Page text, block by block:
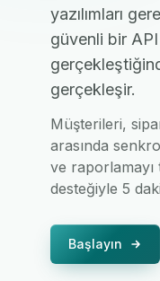
yazılımları
güvenli bir
gerçekleşir.
Müşterileri,
arasında
ve
desteğiyle 5
Başlayın